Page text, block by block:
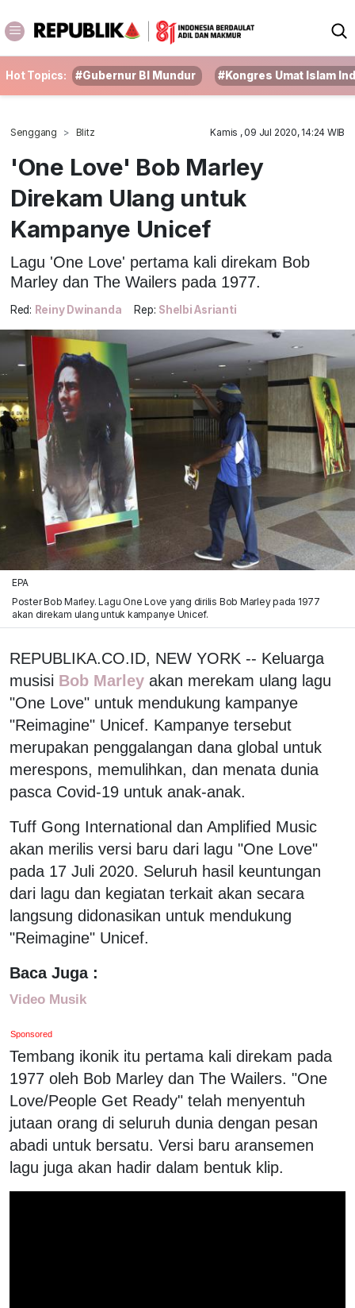
Hot Topics: #Gubernur BI Mundur #Kongres Umat Islam
Senggang Blitz Kamis , 09 Jul 2020, 14:24 WIB
'One Love' Bob Marley
Direkam Ulang untuk
Kampanye Unicef
Lagu 'One Love' pertama kali direkam Bob
Marley dan The Wailers pada 1977.
Red: Reiny Dwinanda Rep: Shelbi Asrianti
EPA
Poster Bob Marley. Lagu One Love yang dirilis Bob Marley pada 1977
akan direkam ulang untuk kampanye Unicef.
REPUBLIKA.CO.ID, NEW YORK -- Keluarga
musisi Bob Marley akan merekam ulang lagu
"One Love" untuk mendukung kampanye
"Reimagine" Unicef. Kampanye tersebut
merupakan penggalangan dana global untuk
merespons, memulihkan, dan menata dunia
pasca Covid-19 untuk anak-anak.
Tuff Gong International dan Amplified Music
akan merilis versi baru dari lagu "One Love"
pada 17 Juli 2020. Seluruh hasil keuntungan
dari lagu dan kegiatan terkait akan secara
langsung didonasikan untuk mendukung
"Reimagine" Unicef.
Baca Juga :
Video Musik
Sponsored
Tembang ikonik itu pertama kali direkam pada
1977 oleh Bob Marley dan The Wailers. "One
Love/People Get Ready" telah menyentuh
jutaan orang di seluruh dunia dengan pesan
abadi untuk bersatu. Versi baru aransemen
lagu juga akan hadir dalam bentuk klip.